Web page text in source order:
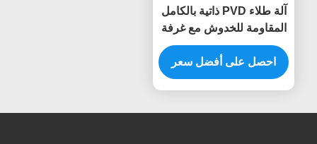
آلة طلاء PVD ذاتية بالكامل
المقاومة للخدوش مع غرفة
من الفولاذ المقاوم للصدأ
لأطر الأثاث
احصل على أفضل سعر